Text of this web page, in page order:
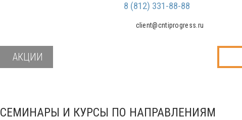
спам
8 (812) 331-88-88
client@cntiprogress.ru
АКЦИИ
СЕМИНАРЫ И КУРСЫ ПО НАПРАВЛЕНИЯМ